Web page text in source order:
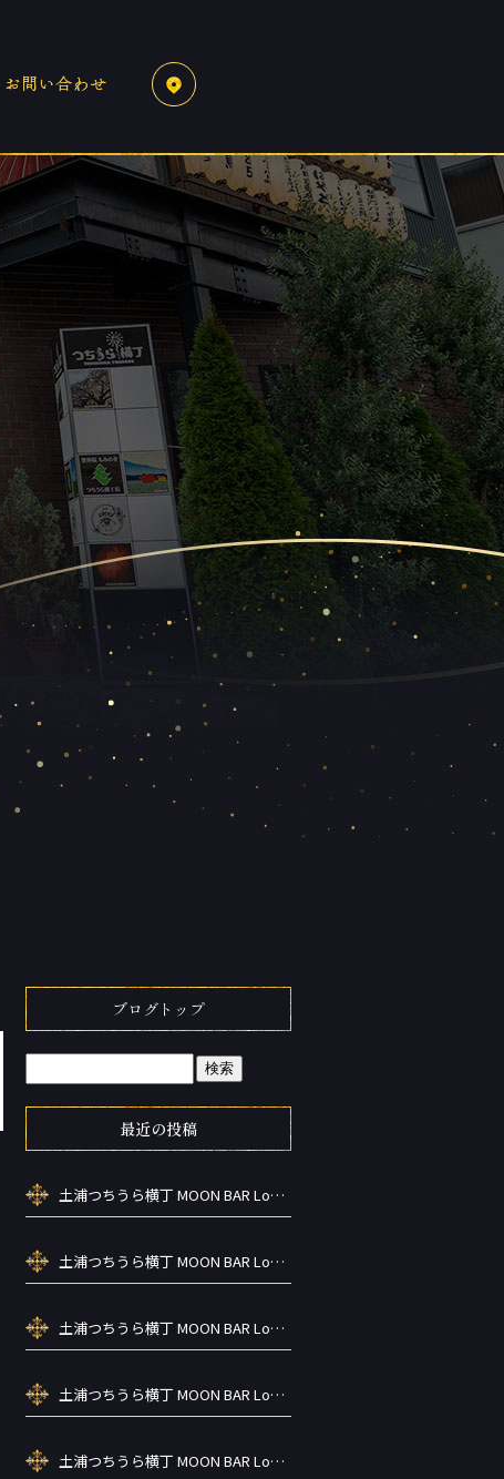
ブログトップ
最近の投稿
土浦つちうら横丁 MOON BAR Lounge ーズメントBAR シーシャカラ オケお酒
土浦つちうら横丁 MOON BAR Lounge ーズメントBAR シーシャカラ オケお酒
土浦つちうら横丁 MOON BAR Lounge ーズメントBAR シーシャカラ オケお酒
土浦つちうら横丁 MOON BAR Lounge ーズメントBAR シーシャカラ オケお酒
土浦つちうら横丁 MOON BAR Lounge ーズメントBAR シーシャカラ オケお酒